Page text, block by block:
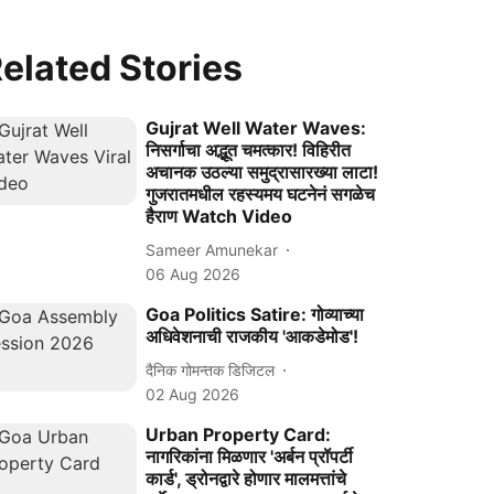
Stories
Gujrat Well Water Waves:
निसर्गाचा अद्भूत चमत्कार! विहिरीत
अचानक उठल्या समुद्रासारख्या लाटा!
गुजरातमधील रहस्यमय घटनेनं सगळेच
हैराण Watch Video
Sameer Amunekar
06 Aug 2026
Goa Politics Satire: गोव्याच्या
अधिवेशनाची राजकीय 'आकडेमोड'!
दैनिक गोमन्तक डिजिटल
02 Aug 2026
Urban Property Card:
नागरिकांना मिळणार 'अर्बन प्रॉपर्टी
कार्ड', ड्रोनद्वारे होणार मालमत्तांचे